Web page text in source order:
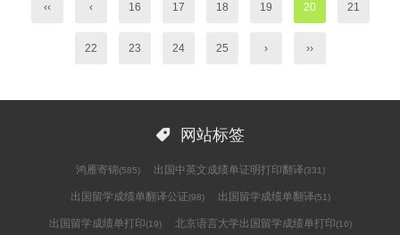
‹‹ ‹ 16 17 18 19 20 21
22 23 24 25 › ››
 网站标签
鸿雁寄锦(585) 出国中英文成绩单证明打印翻译(331)
出国留学成绩单翻译公证(98) 出国留学成绩单翻译(51)
出国留学成绩单打印(19) 北京语言大学出国留学成绩单打印(16)